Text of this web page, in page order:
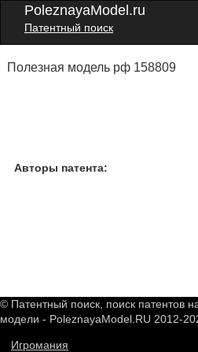
PoleznayaModel.ru
Патентный поиск
Полезная модель рф 158809
Авторы патента:
© Патентный поиск, поиск патентов
модели - PoleznayaModel.RU 2012-
Игромания